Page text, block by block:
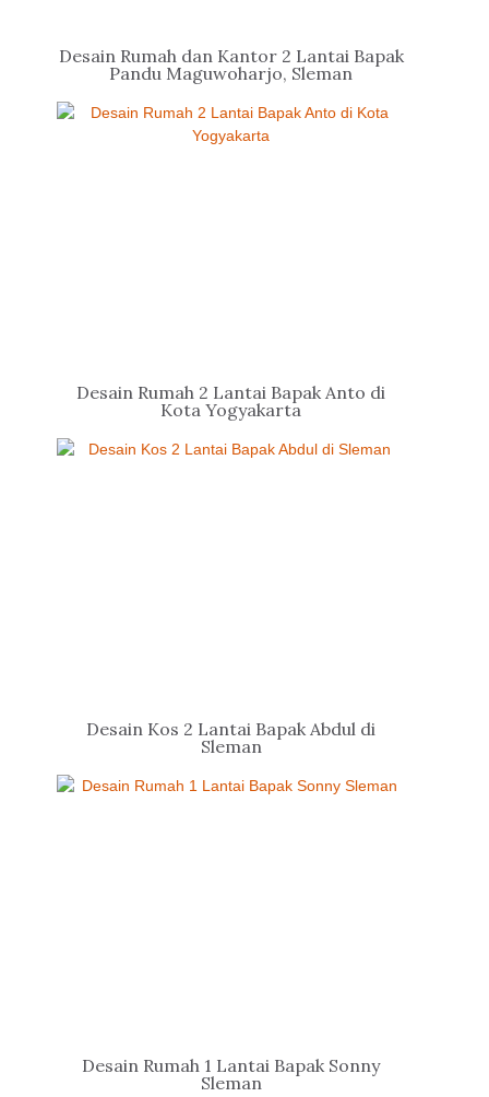
Desain Rumah dan Kantor 2 Lantai Bapak
Pandu Maguwoharjo, Sleman
Desain Rumah 2 Lantai Bapak Anto di
Kota Yogyakarta
Desain Kos 2 Lantai Bapak Abdul di
Sleman
Desain Rumah 1 Lantai Bapak Sonny
Sleman